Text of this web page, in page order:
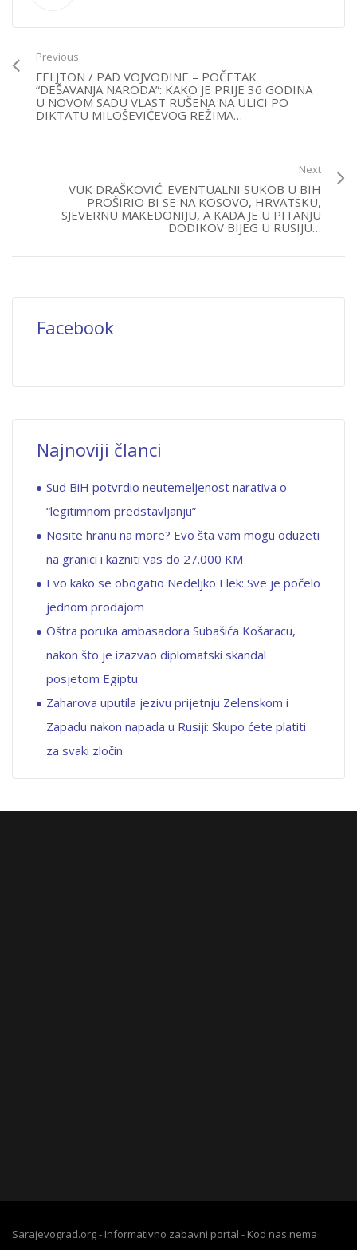
Previous
FELJTON / PAD VOJVODINE – POČETAK
“DEŠAVANJA NARODA”: KAKO JE PRIJE 36 GODINA
U NOVOM SADU VLAST RUŠENA NA ULICI PO
DIKTATU MILOŠEVIĆEVOG REŽIMA…
Next
VUK DRAŠKOVIĆ: EVENTUALNI SUKOB U BIH
PROŠIRIO BI SE NA KOSOVO, HRVATSKU,
SJEVERNU MAKEDONIJU, A KADA JE U PITANJU
DODIKOV BIJEG U RUSIJU…
Facebook
Najnoviji članci
Sud BiH potvrdio neutemeljenost narativa o
“legitimnom predstavljanju”
Nosite hranu na more? Evo šta vam mogu oduzeti
na granici i kazniti vas do 27.000 KM
Evo kako se obogatio Nedeljko Elek: Sve je počelo
jednom prodajom
Oštra poruka ambasadora Subašića Košaracu,
nakon što je izazvao diplomatski skandal
posjetom Egiptu
Zaharova uputila jezivu prijetnju Zelenskom i
Zapadu nakon napada u Rusiji: Skupo ćete platiti
za svaki zločin
Sarajevograd.org - Informativno zabavni portal - Kod nas nema